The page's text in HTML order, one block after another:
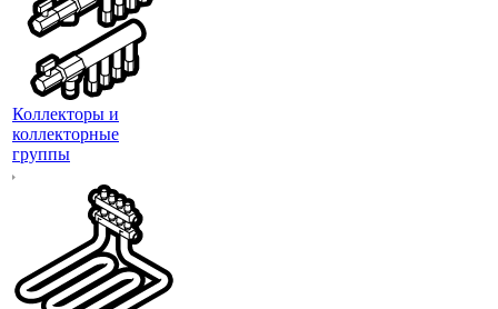
Коллекторы и
коллекторные
группы